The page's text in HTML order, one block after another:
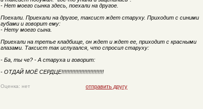
- Нет моего сынка здесь, поехали на другое.
Поехали. Приехали на другое, таксист ждет старуху. Приходит с синими
губами и говорит ему:
- Нету моего сына.
Приехали на третье кладбище, он ждет и ждет ее, приходит с красными
глазами. Таксист так испугался, что спросил старуху:
- Ба, ты че? - А старуха и говорит:
- ОТДАЙ МОЁ СЕРДЦЕ!!!!!!!!!!!!!!!!!!!!!!!!!!!!
Оценка: нет отправить другу